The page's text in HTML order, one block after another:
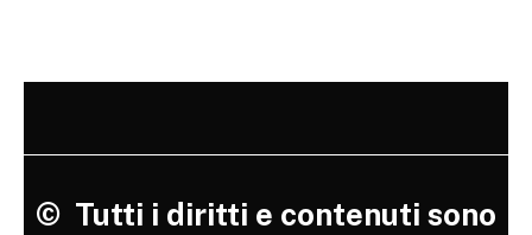
© Tutti i diritti e contenuti sono